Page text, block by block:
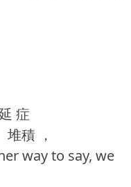
症
堆積 ，
way to say, we